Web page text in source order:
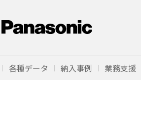
各種データ 納入事例 業務支援